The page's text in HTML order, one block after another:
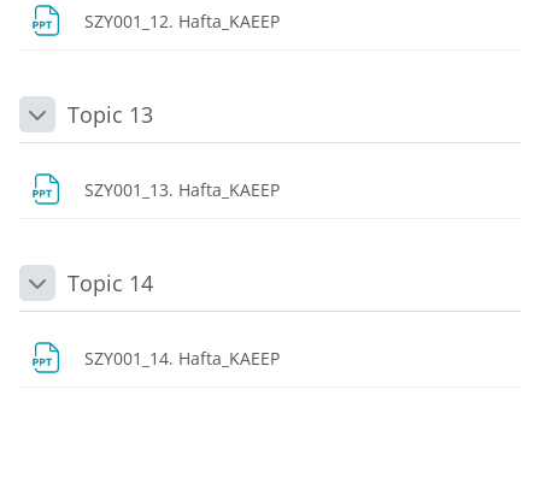
SZY001_12. Hafta_KAEEP
DaraltTopic 13
SZY001_13. Hafta_KAEEP
DaraltTopic 14
SZY001_14. Hafta_KAEEP